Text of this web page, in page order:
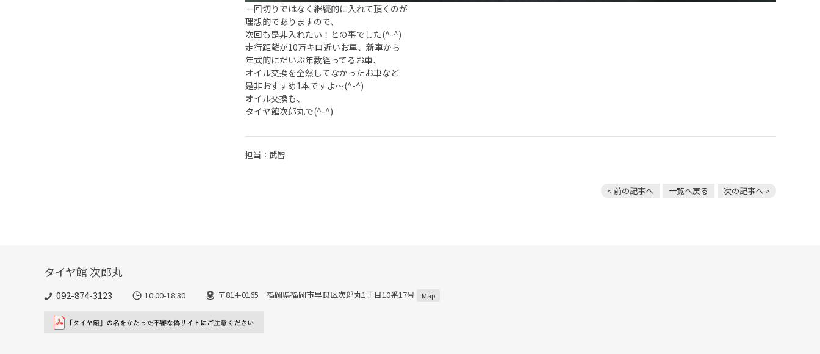
一回切りではなく継続的に入れて頂くのが
理想的でありますので、
次回も是非入れたい！との事でした(^-^)
走行距離が10万キロ近いお車、新車から
年式的にだいぶ年数経ってるお車、
オイル交換を全然してなかったお車など
是非おすすめ1本ですよ～(^-^)
オイル交換も、
タイヤ館次郎丸で(^-^)
担当：武智
< 前の記事へ 一覧へ戻る 次の記事へ >
タイヤ館 次郎丸
092-874-3123 10:00-18:30 〒814-0165 福岡県福岡市早良区次郎丸1丁目10番17号 Map